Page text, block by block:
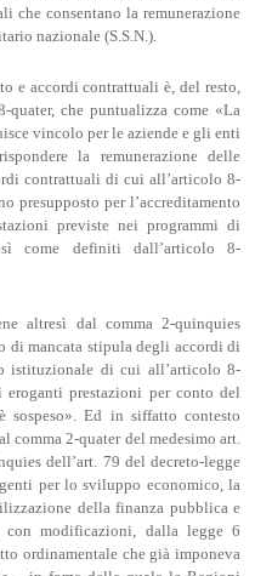
che consentano la remunerazione
nazionale (S.S.N.).
e accordi contrattuali è, del resto,
che puntualizza come «La
vincolo per le aziende e gli enti
la remunerazione delle
contrattuali di cui all’articolo 8-
presupposto per l’accreditamento
previste nei programmi di
come definiti dall’articolo 8-
altresì dal comma 2-quinquies
di mancata stipula degli accordi di
istituzionale di cui all’articolo 8-
prestazioni per conto del
sospeso». Ed in siffatto contesto
comma 2-quater del medesimo art.
dell’art. 79 del decreto-legge
per lo sviluppo economico, la
della finanza pubblica e
con modificazioni, dalla legge 6
ordinamentale che già imponeva